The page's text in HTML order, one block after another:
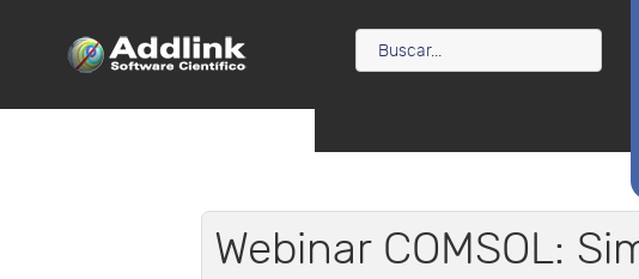
Webinar COMSOL: